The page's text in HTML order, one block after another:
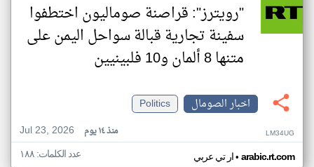
"رويترز": قراصنة صوماليون اختطفوا
سفينة تجارية قبالة سواحل اليمن على
متنها 8 ألمان و10 فلبينيين
اخبار الصومال
Politics
Jul 23, 2026
منذ ١٤ يوم LM34UG
ار تي عربي• arabic.rt.com عدد الكلمات: ١٨٨